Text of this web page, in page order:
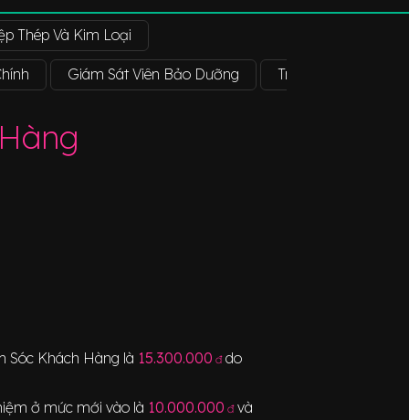
Thép Và Kim Loại
Giám Sát Viên Bảo Dưỡng Trưởng Bộ Phận
Sóc Khách Hàng là 15.300.000 đdo
ở mức mới vào là 10.000.000 đ và